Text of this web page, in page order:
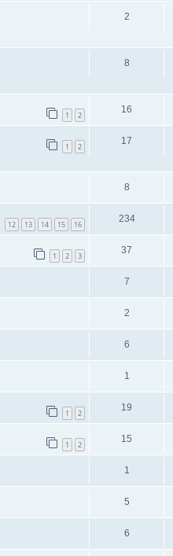
2
8
1 2
16
1 2
17
8
12 13 14 15 16
234
1 2 3
37
7
2
6
1
1 2
19
1 2
15
1
5
6